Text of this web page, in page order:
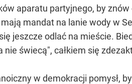
aparatu partyjnego, by
mandat na lanie wody w
jeszcze odlać na mieście.
świecą", całkiem się
w demokracji pomysł,